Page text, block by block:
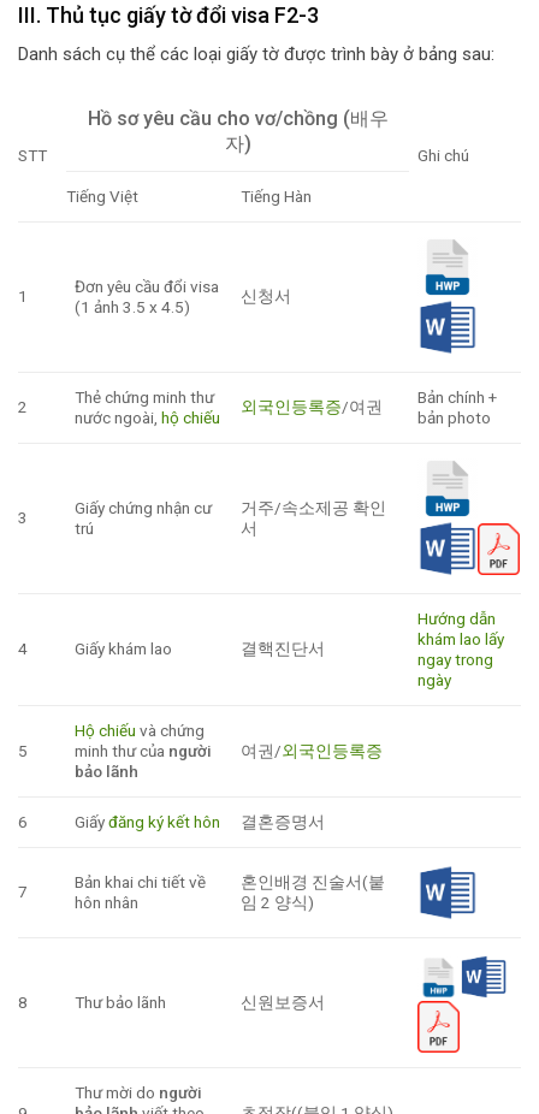
III. Thủ tục giấy tờ đổi visa F2-3
Danh sách cụ thể các loại giấy tờ được trình bày ở bảng sau:
STT
Hồ sơ yêu cầu cho vơ/chồng (배우
자)
Ghi chú
Tiếng Việt Tiếng Hàn
1
Đơn yêu cầu đổi visa
(1 ảnh 3.5 x 4.5)
신청서
2
Thẻ chứng minh thư
nước ngoài, hộ chiếu
외국인등록증/여권
Bản chính +
bản photo
3
Giấy chứng nhận cư
trú
거주/속소제공 확인
서
4 Giấy khám lao 결핵진단서
Hướng dẫn
khám lao lấy
ngay trong
ngày
5
Hộ chiếu và chứng
minh thư của người
bảo lãnh
여권/외국인등록증
6 Giấyđăng ký kết hôn 결혼증명서
7
Bản khai chi tiết về
hôn nhân
혼인배경 진술서(붙
임 2 양식)
8 Thư bảo lãnh 신원보증서
Thư mời do người